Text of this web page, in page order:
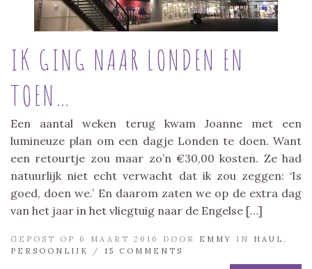
IK GING NAAR LONDEN EN
TOEN…
Een aantal weken terug kwam Joanne met een
lumineuze plan om een dagje Londen te doen. Want
een retourtje zou maar zo’n €30,00 kosten. Ze had
natuurlijk niet echt verwacht dat ik zou zeggen: ‘Is
goed, doen we.’ En daarom zaten we op de extra dag
van het jaar in het vliegtuig naar de Engelse […]
GEPOST OP 6 MAART 2016 DOOR EMMY IN HAUL
PERSOONLIJK
/ 15 COMMENTS